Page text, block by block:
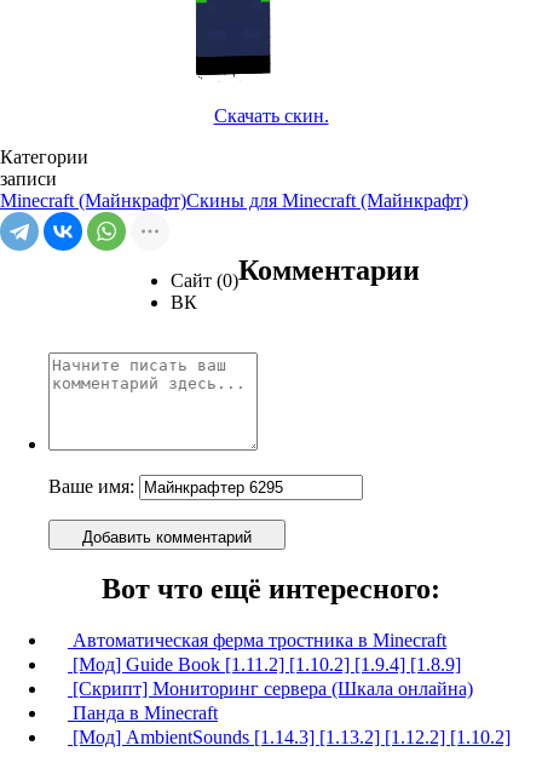
Скачать скин.
Категории
записи
Minecraft (Майнкрафт)Скины для Minecraft (Майнкрафт)
Сайт (0)
ВК
Комментарии
Ваше имя:
Добавить комментарий
Вот что ещё интересного:
Автоматическая ферма тростника в Minecraft
[Мод] Guide Book [1.11.2] [1.10.2] [1.9.4] [1.8.9]
[Скрипт] Мониторинг сервера (Шкала онлайна)
Панда в Minecraft
[Мод] AmbientSounds [1.14.3] [1.13.2] [1.12.2] [1.10.2]